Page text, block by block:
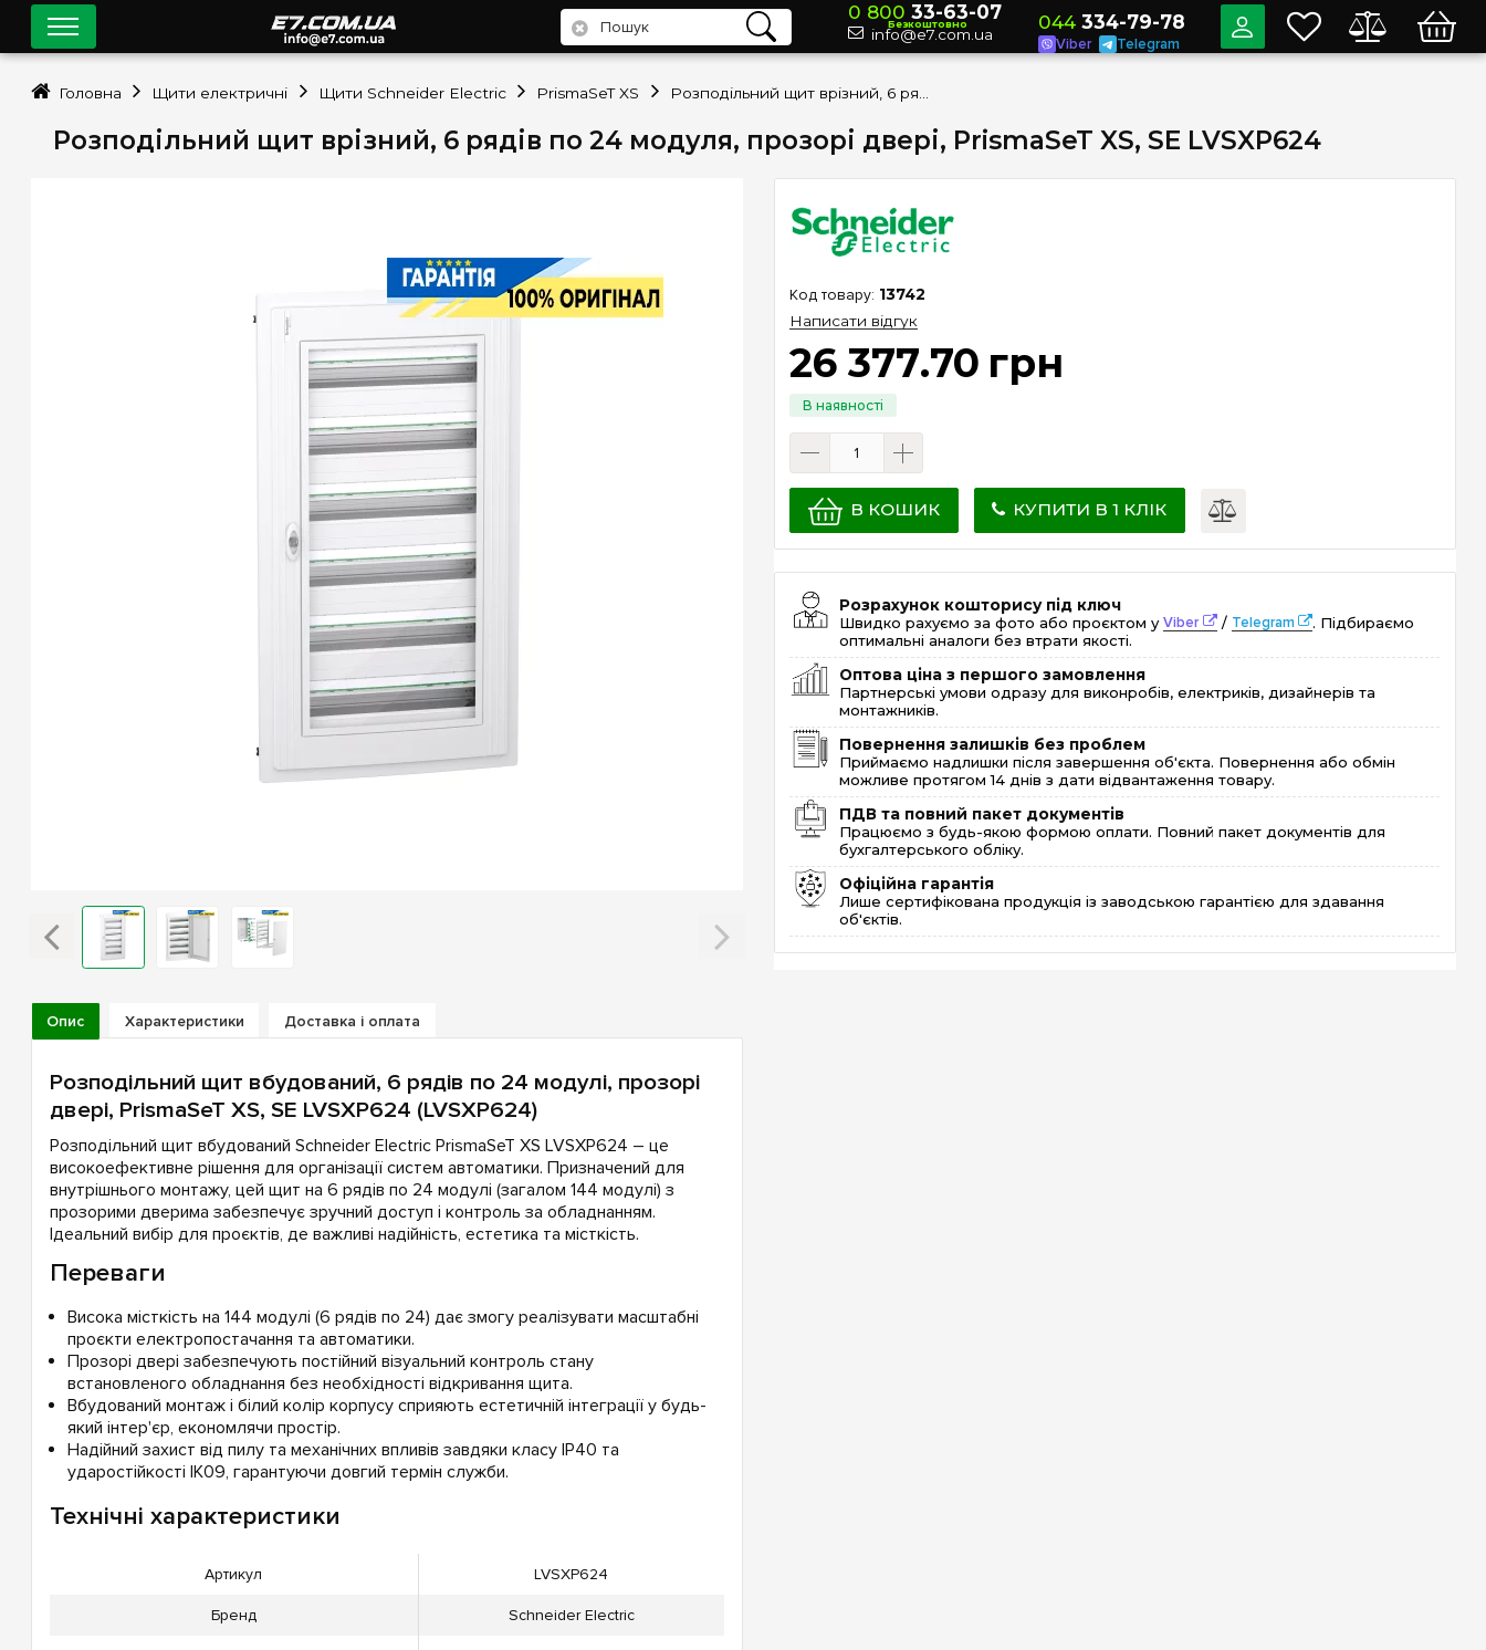
Розподільний щит врізний, 6 рядів по 24 модуля, прозорі двері, PrismaSeT XS, SE LVSXP624
13742
Написати відгук
26 377.70 грн
В КОШИК КУПИТИ В 1 КЛІК
Розрахунок кошторису під ключ
Швидко рахуємо за фото або проєктом уViber / Telegram
. Підбираємо
оптимальні аналоги без втрати якості.
Оптова ціна з першого замовлення
Партнерські умови одразу для виконробів, електриків, дизайнерів та
монтажників.
Повернення залишків без проблем
Приймаємо надлишки після завершення об'єкта. Повернення або обмін
можливе протягом 14 днів з дати відвантаження товару.
ПДВ та повний пакет документів
Працюємо з будь-якою формою оплати. Повний пакет документів для
бухгалтерського обліку.
Офіційна гарантія
Лише сертифікована продукція із заводською гарантією для здавання
об'єктів.
Опис Характеристики Доставка і оплата
Розподільний щит вбудований, 6 рядів по 24 модулі, прозорі
двері, PrismaSeT XS, SE LVSXP624 (LVSXP624)
Розподільний щит вбудований Schneider Electric PrismaSeT XS LVSXP624 – це
високоефективне рішення для організації систем автоматики. Призначений для
внутрішнього монтажу, цей щит на 6 рядів по 24 модулі (загалом 144 модулі) з
прозорими дверима забезпечує зручний доступ і контроль за обладнанням.
Ідеальний вибір для проєктів, де важливі надійність, естетика та місткість.
Переваги
Висока місткість на 144 модулі (6 рядів по 24) дає змогу реалізувати масштабні
проєкти електропостачання та автоматики.
Прозорі двері забезпечують постійний візуальний контроль стану
встановленого обладнання без необхідності відкривання щита.
Вбудований монтаж і білий колір корпусу сприяють естетичній інтеграції у будь-
який інтер'єр, економлячи простір.
Надійний захист від пилу та механічних впливів завдяки класу IP40 та
ударостійкості IK09, гарантуючи довгий термін служби.
Технічні характеристики
Артикул LVSXP624
Бренд Schneider Electric
0 800 33-63-07
Безкоштовно
info@e7.com.ua
044 334-79-78
Viber Telegram
Головна Щити електричні Щити Schneider Electric PrismaSeT XS